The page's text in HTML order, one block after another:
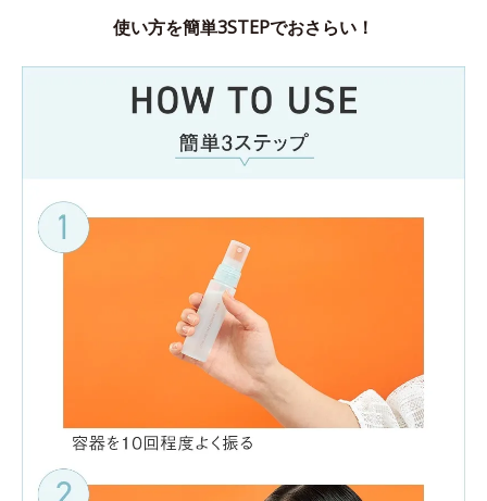
使い方を簡単3STEPでおさらい！